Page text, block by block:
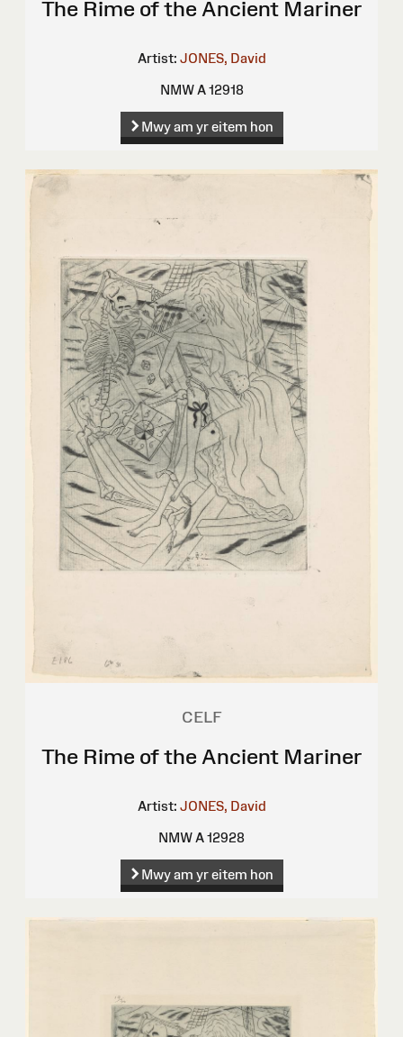
The Rime of the Ancient Mariner
Artist: JONES, David
NMW A 12918
Mwy am yr eitem hon
CELF
The Rime of the Ancient Mariner
Artist: JONES, David
NMW A 12928
Mwy am yr eitem hon